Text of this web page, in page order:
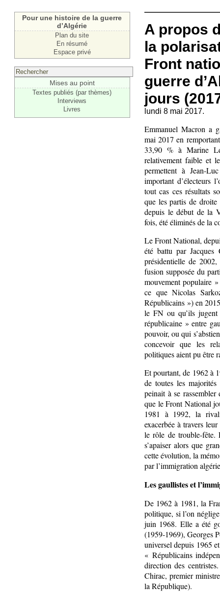
Pour une histoire de la guerre
d’Algérie
Plan du site
En résumé
Espace privé
Mises au point
Textes publiés (par thèmes)
Interviews
Livres
A propos
la
Front
guerre
jours
lundi 8 mai 2017.
Emmanuel Macron a
mai 2017 en
33,90 % à Marine
relativement faible et
permettent à Jean-
important d’électeurs
tout cas ces résultats
que les partis de
depuis le début de la
fois, été éliminés de la
Le Front National,
été battu par Jacques
présidentielle de
fusion supposée du
mouvement populaire
ce que Nicolas
Républicains ») en
le FN ou qu’ils
républicaine » entre
pouvoir, ou qui
concevoir que les
politiques aient pu être
Et pourtant, de 1962 à
de toutes les majorités
peinait à se
que le Front National
1981 à 1992, la
exacerbée à travers
le rôle de trouble-fête.
s’apaiser alors que
cette évolution, la
par l’immigration
Les gaullistes et
De 1962 à 1981, la
politique, si l’on
juin 1968. Elle a été
(1959-1969), Georges
universel depuis 1965
« Républicains
direction des
Chirac, premier
la République).